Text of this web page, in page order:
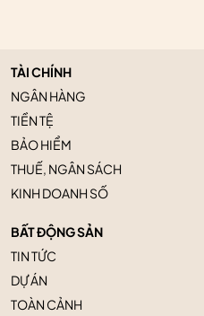
TÀI CHÍNH
NGÂN HÀNG
TIỀN TỆ
BẢO HIỂM
THUẾ, NGÂN SÁCH
KINH DOANH SỐ
BẤT ĐỘNG SẢN
TIN TỨC
DỰ ÁN
TOÀN CẢNH